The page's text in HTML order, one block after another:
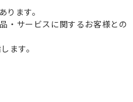
ます。
・サービスに関するお客様との
ます。